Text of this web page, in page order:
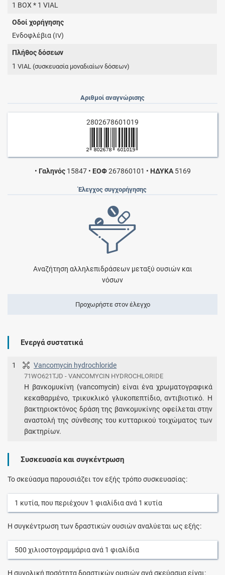
1 BOX * 1 VIAL
Οδοί χορήγησης
Ενδοφλέβια (IV)
Πλήθος δόσεων
1VIAL (συσκευασία μοναδιαίων δόσεων)
Αριθμοί αναγνώρισης
2802678601019
• Γαληνός15847 • ΕΟΦ267860101 • ΗΔΥΚΑ5169
Έλεγχος συγχορήγησης
Αναζήτηση αλληλεπιδράσεων μεταξύ ουσιών και
νόσων
Προχωρήστε στον έλεγχο
Ενεργά συστατικά
1 Vancomycin hydrochloride
71WO621TJD - VANCOMYCIN HYDROCHLORIDE
Η βανκομυκίνη (vancomycin) είναι ένα χρωματογραφικά
κεκαθαρμένο, τρικυκλικό γλυκοπεπτίδιο, αντιβιοτικό. Η
βακτηριοκτόνος δράση της βανκομυκίνης οφείλεται στην
αναστολή της σύνθεσης του κυτταρικού τοιχώματος των
βακτηρίων.
Συσκευασία και συγκέντρωση
Το σκεύασμα παρουσιάζει τον εξής τρόπο συσκευασίας:
1 κυτία, που περιέχουν 1 φιαλίδιαανά 1 κυτία
Η συγκέντρωση των δραστικών ουσιών αναλύεται ως εξής:
500 χιλιοστογραμμάριαανά 1 φιαλίδια
Η συνολική ποσότητα δραστικών ουσιών ανά σκεύασμα είναι: